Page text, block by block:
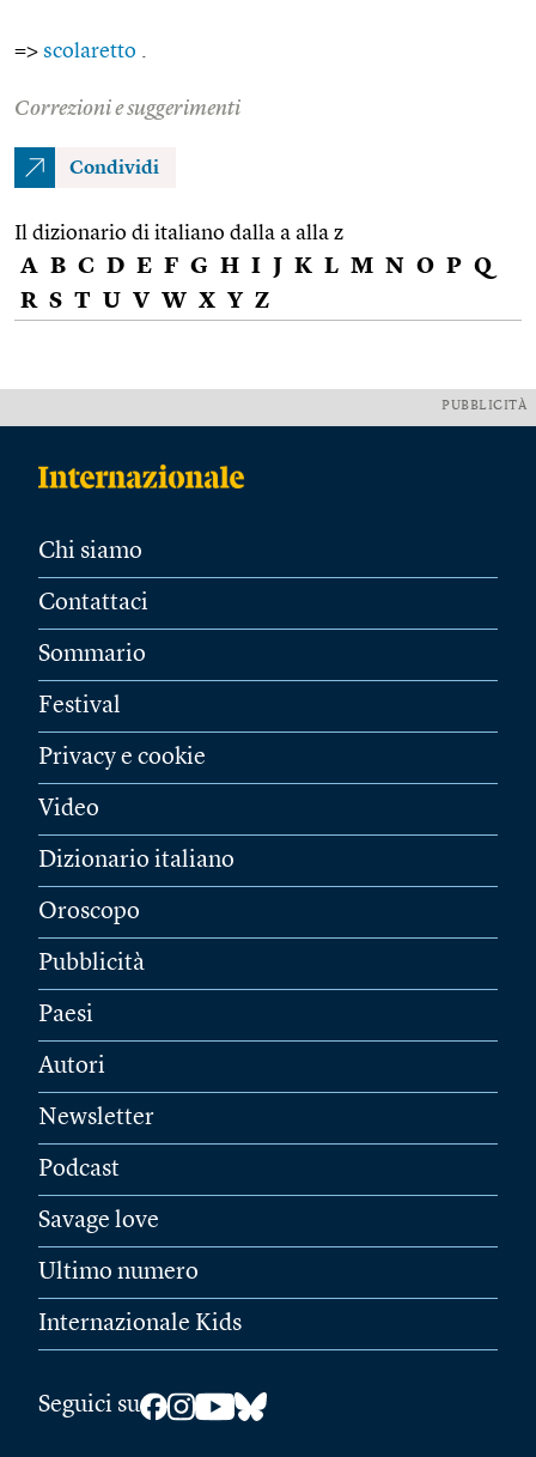
=> scolaretto
Correzioni e suggerimenti
Condividi
Il dizionario di italiano dalla a alla z
A B C D E F G H I J K L M N O P Q
R S T U V W X Y Z
PUBBLICITÀ
Chi siamo
Contattaci
Sommario
Festival
Privacy e cookie
Video
Dizionario italiano
Oroscopo
Pubblicità
Paesi
Autori
Newsletter
Podcast
Savage love
Ultimo numero
Internazionale Kids
Seguici su